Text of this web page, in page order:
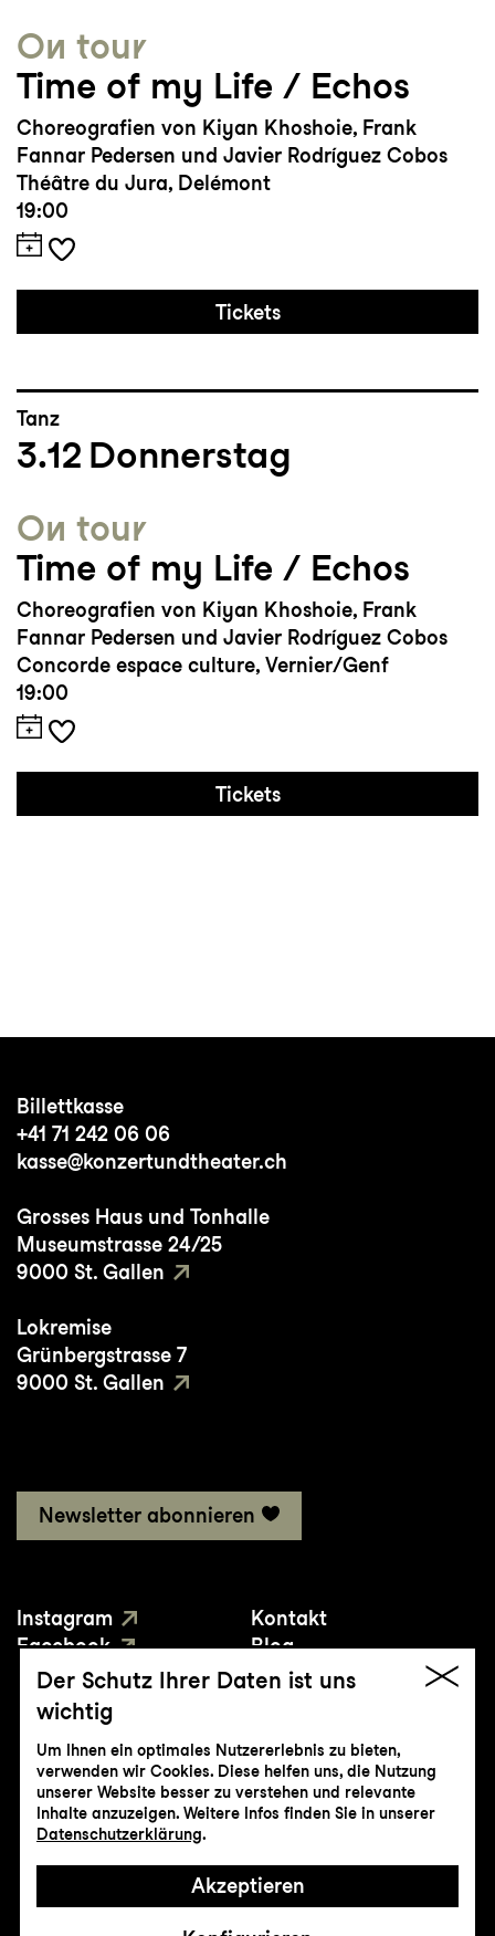
On tour
Time of my Life / Echos
Choreografien von Kiyan Khoshoie, Frank
Fannar Pedersen und Javier Rodríguez Cobos
Théâtre du Jura, Delémont
19:00
Tickets
Tanz
3.12 Donnerstag
On tour
Time of my Life / Echos
Choreografien von Kiyan Khoshoie, Frank
Fannar Pedersen und Javier Rodríguez Cobos
Concorde espace culture, Vernier/Genf
19:00
Tickets
Billettkasse
+41 71 242 06 06
kasse@konzertundtheater.ch
Grosses Haus und Tonhalle
Museumstrasse 24/25
9000 St. Gallen
Lokremise
Grünbergstrasse 7
9000 St. Gallen
Newsletter abonnieren
Instagram
Facebook
YouTube
Kontakt
Blog
Presse
© Genossenschaft Konzert und Theater
St.Gallen
Impressum
Datenschutz AGB Intranet
Der Schutz Ihrer Daten ist uns
wichtig
Um Ihnen ein optimales Nutzererlebnis zu bieten,
verwenden wir Cookies. Diese helfen uns, die Nutzung
unserer Website besser zu verstehen und relevante
Inhalte anzuzeigen. Weitere Infos finden Sie in unserer
Datenschutzerklärung.
Akzeptieren